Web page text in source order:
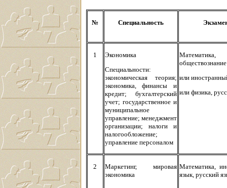
№ Специальность
1
Экономика
Специальности:
экономическая теория;
экономика, финансы и
кредит; бухгалтерский
учет; государственное и
муниципальное
управление; менеджмент
организации; налоги и
налогообложение;
управление персоналом
Математика,
обществознание
или
или физика,
2
Маркетинг, мировая
экономика
Математика,
язык, русский